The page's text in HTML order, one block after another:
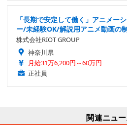
「長期で安定して働く」アニメー
ー/未経験OK/解説用アニメ動画の
株式会社RIOT GROUP
神奈川県
月給31万6,200円～60万円
正社員
関連ニュー